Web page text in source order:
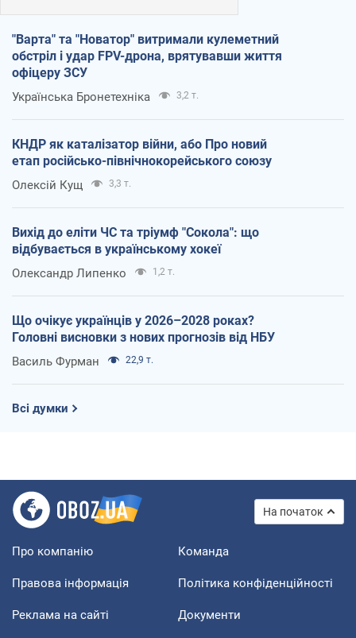
"Варта" та "Новатор" витримали кулеметний
обстріл і удар FPV-дрона, врятувавши життя
офіцеру ЗСУ
Українська Бронетехніка 3,2 т.
КНДР як каталізатор війни, або Про новий
етап російсько-північнокорейського союзу
Олексій Кущ 3,3 т.
Вихід до еліти ЧС та тріумф "Сокола": що
відбувається в українському хокеї
Олександр Липенко 1,2 т.
Що очікує українців у 2026–2028 роках?
Головні висновки з нових прогнозів від НБУ
Василь Фурман 22,9 т.
Всі думки
На початок
Про компанію Команда
Правова інформація Політика конфіденційності
Реклама на сайті Документи